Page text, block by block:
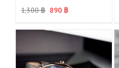
1,300฿ 890 ฿